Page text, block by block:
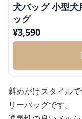
犬バッグ 小型
ッグ
¥3,590
斜めがけスタイル
リーバッグです。